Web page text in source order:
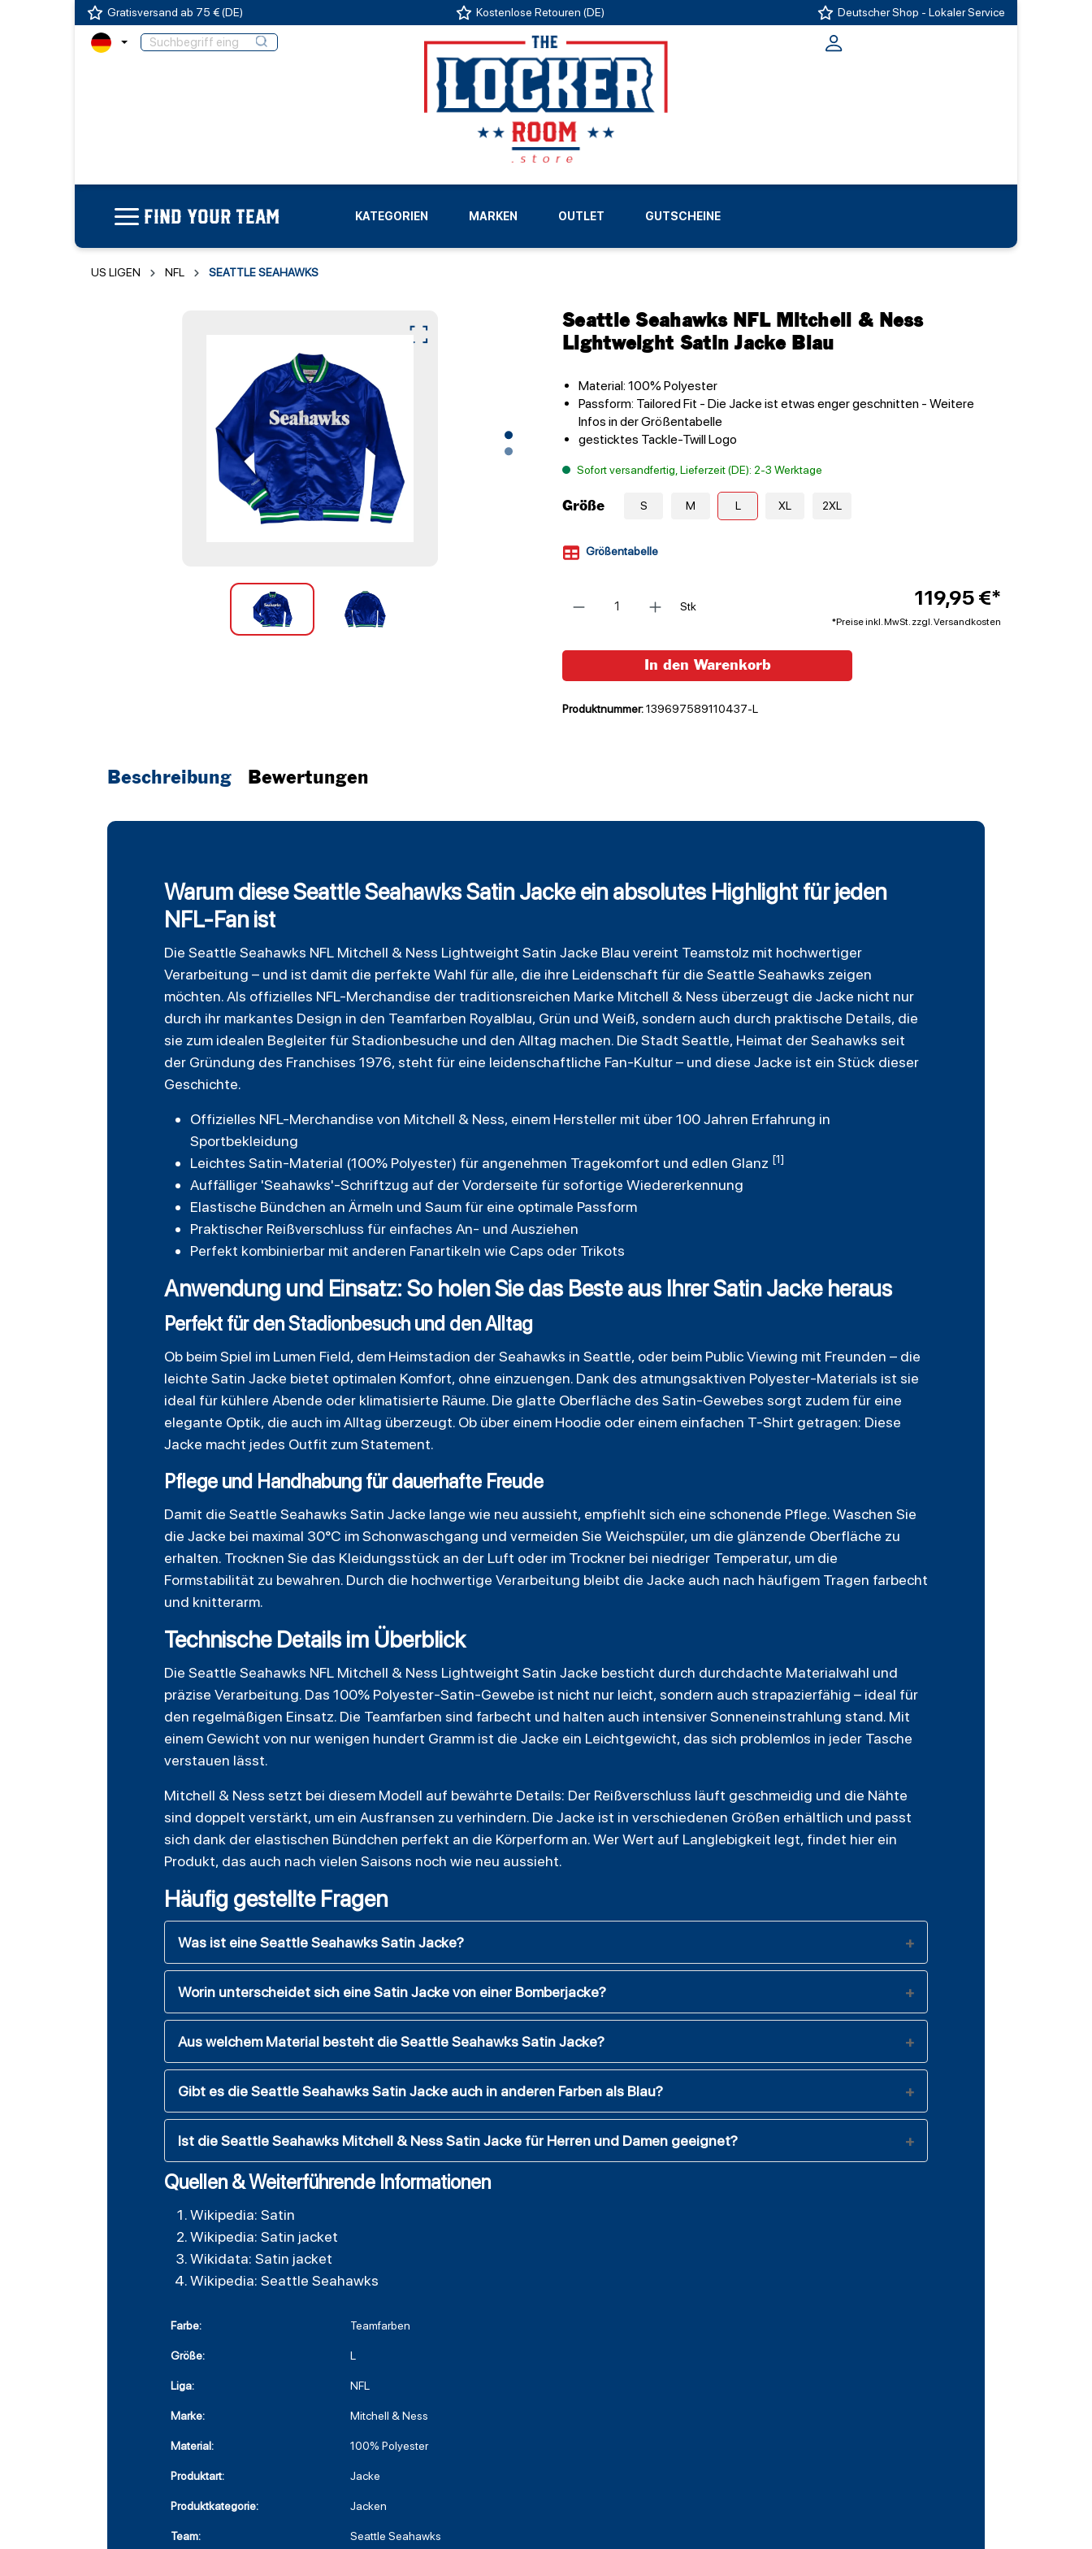
Gratisversand ab 75 € (DE) Kostenlose Retouren (DE) Deutscher Shop - Lokaler Service
FIND YOUR TEAM KATEGORIEN MARKEN
LIGEN
OUTLET GUTSCHEINE
US LIGEN NFL SEATTLE SEAHAWKS
Seattle Seahawks NFL Mitchell & Ness
Lightweight Satin Jacke Blau
Material: 100% Polyester
Passform: Tailored Fit - Die Jacke ist etwas enger geschnitten - Weitere
Infos in der Größentabelle
gesticktes Tackle-Twill Logo
Sofort versandfertig, Lieferzeit (DE): 2-3 Werktage
Größe S M L XL 2XL
Größentabelle
Stk
119,95 €*
*Preise inkl. MwSt. zzgl. Versandkosten
In den Warenkorb
Produktnummer:139697589110437-L
Beschreibung Bewertungen
Warum diese Seattle Seahawks Satin Jacke ein absolutes Highlight für jeden
NFL-Fan ist
Die Seattle Seahawks NFL Mitchell & Ness Lightweight Satin Jacke Blau vereint Teamstolz mit hochwertiger
Verarbeitung – und ist damit die perfekte Wahl für alle, die ihre Leidenschaft für die Seattle Seahawks zeigen
möchten. Als offizielles NFL-Merchandise der traditionsreichen Marke Mitchell & Ness überzeugt die Jacke nicht nur
durch ihr markantes Design in den Teamfarben Royalblau, Grün und Weiß, sondern auch durch praktische Details, die
sie zum idealen Begleiter für Stadionbesuche und den Alltag machen. Die Stadt Seattle, Heimat der Seahawks seit
der Gründung des Franchises 1976, steht für eine leidenschaftliche Fan-Kultur – und diese Jacke ist ein Stück dieser
Geschichte.
Offizielles NFL-Merchandise von Mitchell & Ness, einem Hersteller mit über 100 Jahren Erfahrung in
Sportbekleidung
Leichtes Satin-Material (100% Polyester) für angenehmen Tragekomfort und edlen Glanz [1]
Auffälliger 'Seahawks'-Schriftzug auf der Vorderseite für sofortige Wiedererkennung
Elastische Bündchen an Ärmeln und Saum für eine optimale Passform
Praktischer Reißverschluss für einfaches An- und Ausziehen
Perfekt kombinierbar mit anderen Fanartikeln wie Caps oder Trikots
Anwendung und Einsatz: So holen Sie das Beste aus Ihrer Satin Jacke heraus
Perfekt für den Stadionbesuch und den Alltag
Ob beim Spiel im Lumen Field, dem Heimstadion der Seahawks in Seattle, oder beim Public Viewing mit Freunden – die
leichte Satin Jacke bietet optimalen Komfort, ohne einzuengen. Dank des atmungsaktiven Polyester-Materials ist sie
ideal für kühlere Abende oder klimatisierte Räume. Die glatte Oberfläche des Satin-Gewebes sorgt zudem für eine
elegante Optik, die auch im Alltag überzeugt. Ob über einem Hoodie oder einem einfachen T-Shirt getragen: Diese
Jacke macht jedes Outfit zum Statement.
Pflege und Handhabung für dauerhafte Freude
Damit die Seattle Seahawks Satin Jacke lange wie neu aussieht, empfiehlt sich eine schonende Pflege. Waschen Sie
die Jacke bei maximal 30°C im Schonwaschgang und vermeiden Sie Weichspüler, um die glänzende Oberfläche zu
erhalten. Trocknen Sie das Kleidungsstück an der Luft oder im Trockner bei niedriger Temperatur, um die
Formstabilität zu bewahren. Durch die hochwertige Verarbeitung bleibt die Jacke auch nach häufigem Tragen farbecht
und knitterarm.
Technische Details im Überblick
Die Seattle Seahawks NFL Mitchell & Ness Lightweight Satin Jacke besticht durch durchdachte Materialwahl und
präzise Verarbeitung. Das 100% Polyester-Satin-Gewebe ist nicht nur leicht, sondern auch strapazierfähig – ideal für
den regelmäßigen Einsatz. Die Teamfarben sind farbecht und halten auch intensiver Sonneneinstrahlung stand. Mit
einem Gewicht von nur wenigen hundert Gramm ist die Jacke ein Leichtgewicht, das sich problemlos in jeder Tasche
verstauen lässt.
Mitchell & Ness setzt bei diesem Modell auf bewährte Details: Der Reißverschluss läuft geschmeidig und die Nähte
sind doppelt verstärkt, um ein Ausfransen zu verhindern. Die Jacke ist in verschiedenen Größen erhältlich und passt
sich dank der elastischen Bündchen perfekt an die Körperform an. Wer Wert auf Langlebigkeit legt, findet hier ein
Produkt, das auch nach vielen Saisons noch wie neu aussieht.
Häufig gestellte Fragen
Was ist eine Seattle Seahawks Satin Jacke?
Worin unterscheidet sich eine Satin Jacke von einer Bomberjacke?
Aus welchem Material besteht die Seattle Seahawks Satin Jacke?
Gibt es die Seattle Seahawks Satin Jacke auch in anderen Farben als Blau?
Ist die Seattle Seahawks Mitchell & Ness Satin Jacke für Herren und Damen geeignet?
Quellen & Weiterführende Informationen
Wikipedia: Satin
Wikipedia: Satin jacket
Wikidata: Satin jacket
Wikipedia: Seattle Seahawks
Farbe: Teamfarben
Größe: L
Liga: NFL
Marke: Mitchell & Ness
Material: 100% Polyester
Produktart: Jacke
Produktkategorie: Jacken
Team: Seattle Seahawks